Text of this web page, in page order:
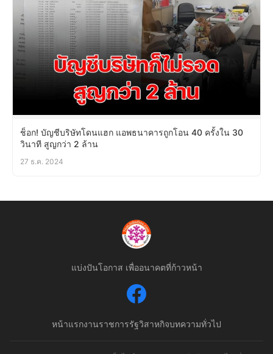
ช็อก! บัญชีบริษัทโดนแฮก แอพธนาคารถูกโอน 40 ครั้งใน 30
วินาที สูญกว่า 2 ล้าน
27 ธ.ค. 2024
แบ่งปันโอกาส เพื่ออนาคตที่ก้าวหน้า
หน้าแรกงานราชการรัฐวิสาหกิจบทความทั่วไป